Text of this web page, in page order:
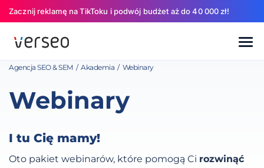
Zacznij reklamę na TikToku i podwój budżet aż do 40 000 zł!
Agencja SEO & SEM / Akademia / Webinary
Webinary
I tu Cię mamy!
Oto pakiet webinarów, które pomogą Ci rozwinąć